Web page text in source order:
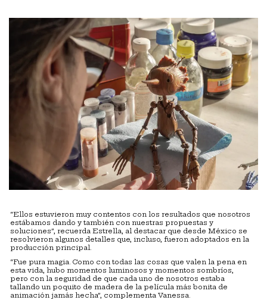
“Ellos estuvieron muy contentos con los resultados que nosotros
estábamos dando y también con nuestras propuestas y
soluciones”, recuerda Estrella, al destacar que desde México se
resolvieron algunos detalles que, incluso, fueron adoptados en la
producción principal.
“Fue pura magia. Como con todas las cosas que valen la pena en
esta vida, hubo momentos luminosos y momentos sombríos,
pero con la seguridad de que cada uno de nosotros estaba
tallando un poquito de madera de la película más bonita de
animación jamás hecha”, complementa Vanessa.